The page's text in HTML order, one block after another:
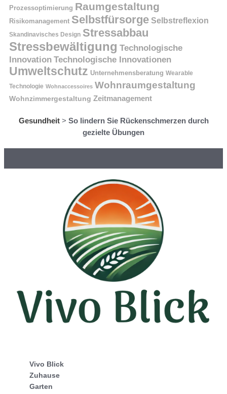
Prozessoptimierung Raumgestaltung
Risikomanagement Selbstfürsorge Selbstreflexion
Skandinavisches Design Stressabbau
Stressbewältigung Technologische
Innovation Technologische Innovationen
Umweltschutz Unternehmensberatung Wearable
Technologie Wohnaccessoires Wohnraumgestaltung
Wohnzimmergestaltung Zeitmanagement
Gesundheit> So lindern Sie Rückenschmerzen durch
gezielte Übungen
Vivo Blick
Zuhause
Garten